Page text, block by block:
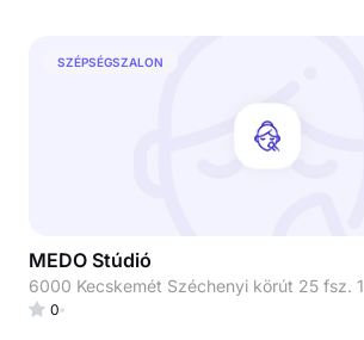
SZÉPSÉGSZALON
MEDO Stúdió
6000 Kecskemét Széchenyi körút 25 fsz. 1
0